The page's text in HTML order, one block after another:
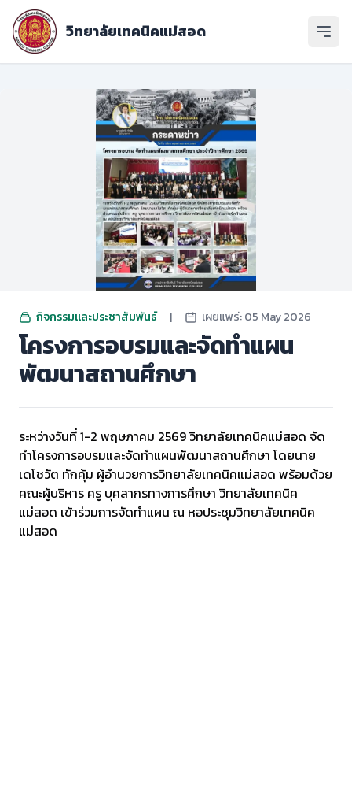
วิทยาลัยเทคนิคแม่สอด เปิด
กิจกรรมและประชาสัมพันธ์ | เผยแพร่: 05 May 2026
โครงการอบรมและจัดทำแผน
พัฒนาสถานศึกษา
ระหว่างวันที่ 1-2 พฤษภาคม 2569 วิทยาลัยเทคนิคแม่สอด จัด
ทำโครงการอบรมและจัดทำแผนพัฒนาสถานศึกษา โดยนาย
เดโชวัต ทักคุ้ม ผู้อำนวยการวิทยาลัยเทคนิคแม่สอด พร้อมด้วย
คณะผู้บริหาร ครู บุคลากรทางการศึกษา วิทยาลัยเทคนิค
แม่สอด เข้าร่วมการจัดทำแผน ณ หอประชุมวิทยาลัยเทคนิค
แม่สอด